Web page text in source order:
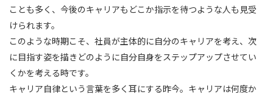
ことも多く、今後のキャリアもどこか指示を待つような人も見受
けられます。
このような時期こそ、社員が主体的に自分のキャリアを考え、次
に目指す姿を描きどのように自分自身をステップアップさせてい
くかを考える時です。
キャリア自律という言葉を多く耳にする昨今。キャリアは何度か